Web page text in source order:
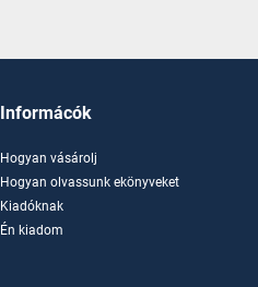
Informácók
Hogyan vásárolj
Hogyan olvassunk ekönyveket
Kiadóknak
Én kiadom